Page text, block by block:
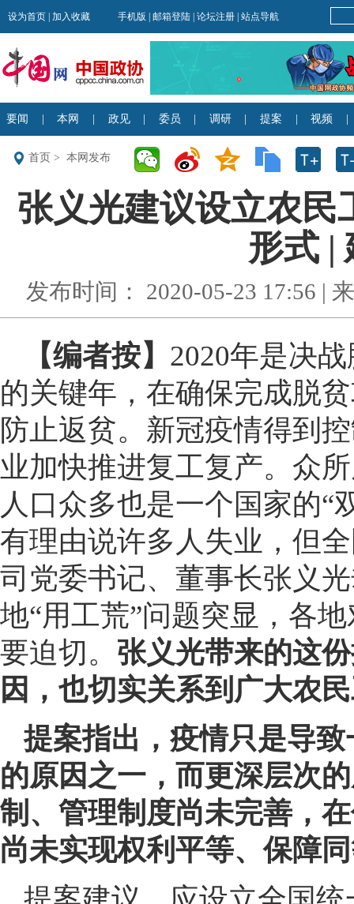
首页 > 本网发布
张义光建议设立农民
形式 |
发布时间： 2020-05-23 17:56 |
【编者按】 2020年是决
的关键年，在确保完成脱
防止返贫。新冠疫情得到
业加快推进复工复产。众
人口众多也是一个国家的“
有理由说许多人失业，但
司党委书记、董事长张义
地“用工荒”问题突显，各
要迫切。 张义光带来的这
因，也切实关系到广大农
提案指出，疫情只是导
的原因之一，而更深层次
制、管理制度尚未完善，
尚未实现权利平等、保障